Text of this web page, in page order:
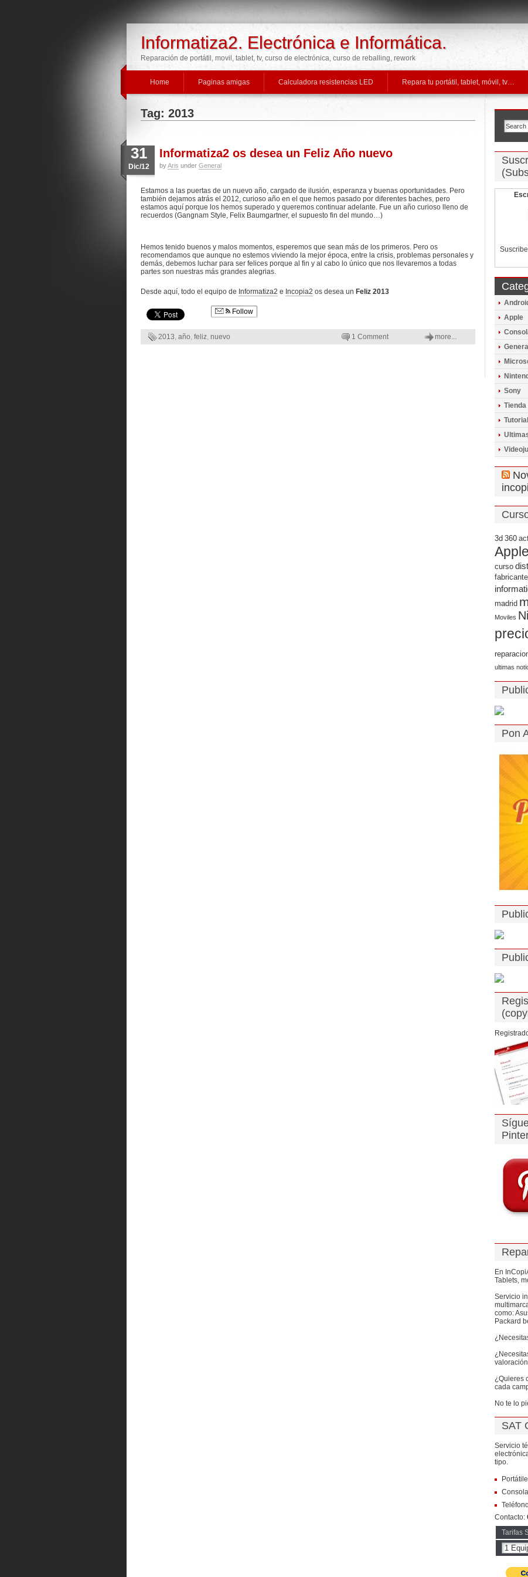
Informatiza2. Electrónica e Informática.
Reparación de portátil, movil, tablet, tv, curso de electrónica, curso de reballing, rework
Home Paginas amigas Calculadora resistencias LED Repara tu portátil, tablet, móvil, tv…
Tag: 2013
31
Dic/12
Informatiza2 os desea un Feliz Año nuevo
byAris under General
Estamos a las puertas de un nuevo año, cargado de ilusión, esperanza y buenas oportunidades. Pero
también dejamos atrás el 2012, curioso año en el que hemos pasado por diferentes baches, pero
estamos aquí porque los hemos superado y queremos continuar adelante. Fue un año curioso lleno de
recuerdos (Gangnam Style, Felix Baumgartner, el supuesto fin del mundo…)
Hemos tenido buenos y malos momentos, esperemos que sean más de los primeros. Pero os
recomendamos que aunque no estemos viviendo la mejor época, entre la crisis, problemas personales y
demás, debemos luchar para ser felices porque al fin y al cabo lo único que nos llevaremos a todas
partes son nuestras más grandes alegrias.
Desde aquí, todo el equipo de Informatiza2 e Incopia2 os desea un Feliz 2013
Follow
2013, año, feliz, nuevo 1 Comment more...
Apple
General
Sony
Tienda
3d 360
Apple
curso
fabricante
madrid
Moviles
ultimas
Pon
En
Tablets,
Servicio
como:
Packard
¿Quieres
cada
No te lo
SAT
Servicio
tipo.
Contacto:
Tarifas